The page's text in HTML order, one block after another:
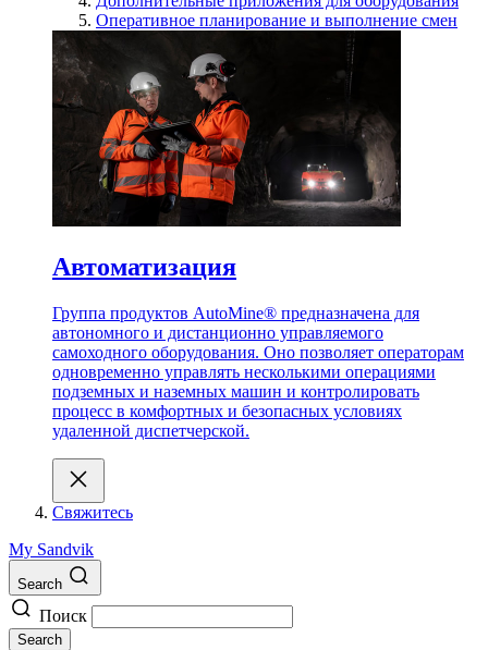
Оперативное планирование и выполнение смен
Автоматизация
Группа продуктов AutoMine® предназначена для
автономного и дистанционно управляемого
самоходного оборудования. Оно позволяет операторам
одновременно управлять несколькими операциями
подземных и наземных машин и контролировать
процесс в комфортных и безопасных условиях
удаленной диспетчерской.
Свяжитесь
My Sandvik
Search
Поиск
Search